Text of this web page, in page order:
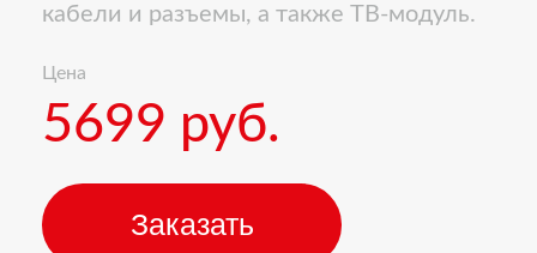
кабели и разъемы, а также ТВ-модуль.
Цена
5699 руб.
Заказать